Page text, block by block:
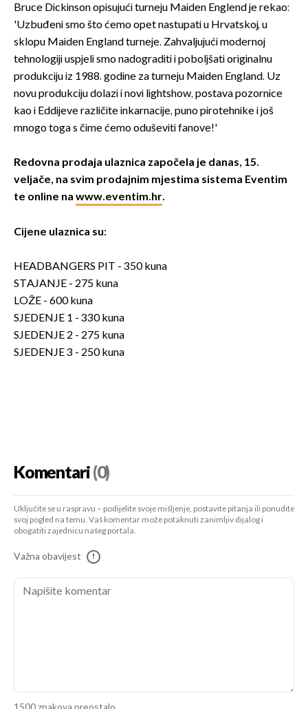
Bruce Dickinson opisujući turneju Maiden Englend je rekao:
'Uzbuđeni smo što ćemo opet nastupati u Hrvatskoj, u
sklopu Maiden England turneje. Zahvaljujući modernoj
tehnologiji uspjeli smo nadograditi i poboljšati originalnu
produkciju iz 1988. godine za turneju Maiden England. Uz
novu produkciju dolazi i novi lightshow, postava pozornice
kao i Eddijeve različite inkarnacije, puno pirotehnike i još
mnogo toga s čime ćemo oduševiti fanove!'
Redovna prodaja ulaznica započela je danas, 15.
veljače, na svim prodajnim mjestima sistema Eventim
te online na www.eventim.hr.
Cijene ulaznica su:
HEADBANGERS PIT - 350 kuna
STAJANJE - 275 kuna
LOŽE - 600 kuna
SJEDENJE 1 - 330 kuna
SJEDENJE 2 - 275 kuna
SJEDENJE 3 - 250 kuna
Komentari(0)
Uključite se u raspravu – podijelite svoje mišljenje, postavite pitanja ili ponudite
svoj pogled na temu. Vaš komentar može potaknuti zanimljiv dijalog i
obogatiti zajednicu našeg portala.
Važna obavijest !